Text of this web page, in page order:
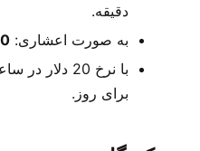
دقیقه.
به صورت اعشاری:
با نرخ 20 دلار در ساعت:
برای روز.